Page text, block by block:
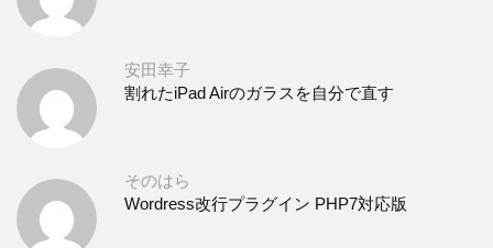
安田幸子
割れたiPad Airのガラスを自分で直す
そのはら
Wordress改行プラグイン PHP7対応版